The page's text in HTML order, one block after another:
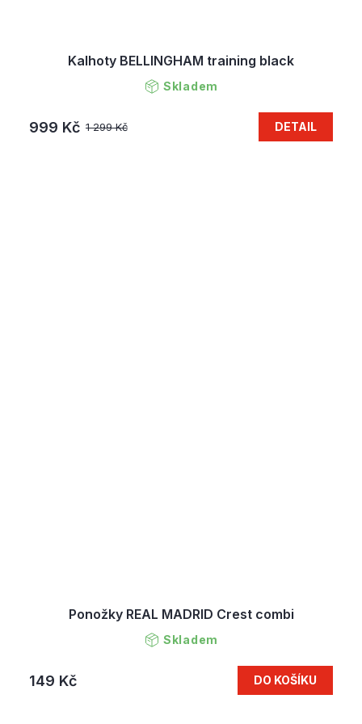
Kalhoty BELLINGHAM training black
Skladem
1 299 Kč
999 Kč DETAIL
Ponožky REAL MADRID Crest combi
Skladem
149 Kč DO KOŠÍKU